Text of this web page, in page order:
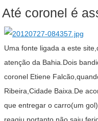
Até coronel é
Uma fonte ligada a este
atenção da Bahia.Dois
coronel Etiene
Ribeira,Cidade Baixa.De
que entregar o carro(um